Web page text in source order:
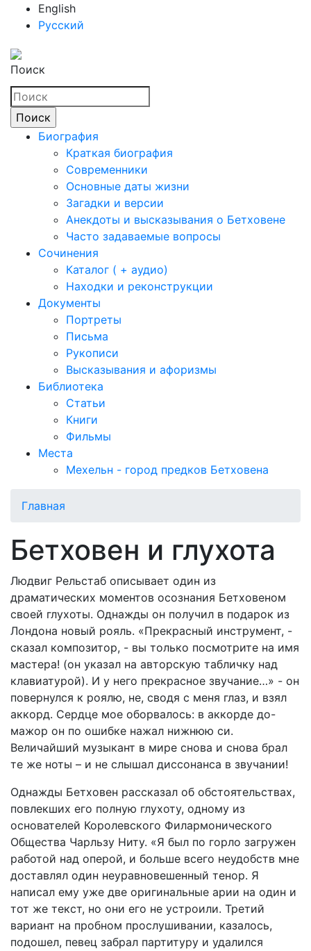
English
Русский
Поиск
Биография
Краткая биография
Современники
Основные даты жизни
Загадки и версии
Анекдоты и высказывания о Бетховене
Часто задаваемые вопросы
Сочинения
Каталог ( + аудио)
Находки и реконструкции
Документы
Портреты
Письма
Рукописи
Высказывания и афоризмы
Библиотека
Статьи
Книги
Фильмы
Места
Мехельн - город предков Бетховена
Главная
Бетховен и глухота
Людвиг Рельстаб описывает один из
драматических моментов осознания Бетховеном
своей глухоты. Однажды он получил в подарок из
Лондона новый рояль. «Прекрасный инструмент, -
сказал композитор, - вы только посмотрите на имя
мастера! (он указал на авторскую табличку над
клавиатурой). И у него прекрасное звучание…» - он
повернулся к роялю, не, сводя с меня глаз, и взял
аккорд. Сердце мое оборвалось: в аккорде до-
мажор он по ошибке нажал нижнюю си.
Величайший музыкант в мире снова и снова брал
те же ноты – и не слышал диссонанса в звучании!
Однажды Бетховен рассказал об обстоятельствах,
повлекших его полную глухоту, одному из
основателей Королевского Филармонического
Общества Чарльзу Ниту. «Я был по горло загружен
работой над оперой, и больше всего неудобств мне
доставлял один неуравновешенный тенор. Я
написал ему уже две оригинальные арии на один и
тот же текст, но они его не устроили. Третий
вариант на пробном прослушивании, казалось,
подошел, певец забрал партитуру и удалился